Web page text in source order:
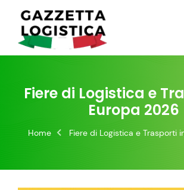
content
Fiere di Logistica e
Europa 2026
Home Fiere di Logistica e Trasporti